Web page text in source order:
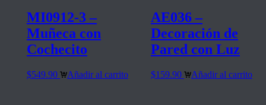
MI0912-3 –
Muñeca con
Cochecito
$549.90 Añadir al carrito
AE036 –
Decoración de
Pared con Luz
$159.90 Añadir al carrito